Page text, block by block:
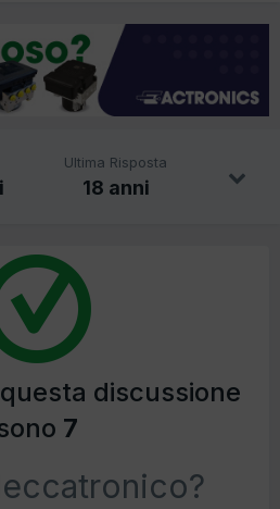
Ultima Risposta
18 anni
discussione
7